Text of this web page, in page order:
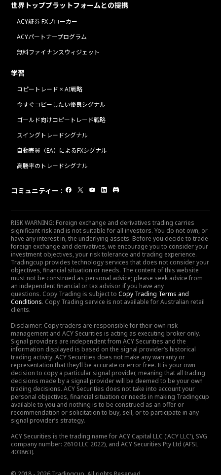
世界トッププラットフォームとの提携
ACY証券 FXブローカー
ACYパートナープログラム
無料ファイナンスウィジェット
学習
コピートレード × AI戦略
今すぐコピーしたい優良シグナル
ゴールド向けコピートレード戦略
スイングトレードシグナル
自動売買（EA）によるFXシグナル
高勝率のトレードシグナル
コミュニティー :
RISK WARNING: Foreign exchange and derivatives trading carries
significant risk and is not suitable for all investors. You do not own, or
have any interest in, the underlying assets. Before you decide to trade
foreign exchange and derivatives, we encourage you to consider your
investment objectives, your risk tolerance and trading experience.
Tradingcup provides technology services that does not consider your
objectives, financial situation or needs. The content of this website
must not be construed as personal advice; please seek advice from
an independent financial or tax advisor if you have any
questions. Copy Trading is subject to Copy Trading Terms and
Conditions. Copy Trading service is not available for Australian retail
clients.
Disclaimer: Copy traders are responsible for their own risk
management and ACY Securities is acting as executing broker only.
Signal providers are independent from ACY Securities and the
information displayed is based on the signal provider’s historical
trading activity. ACY Securities does not make any warranty or
representation that they’ll be accurate or error free. It is your own
decision to copy a particular signal provider, meaning that all trading
decisions made by a signal provider will be deemed to be your own
trading decisions. ACY Securities does not take into account your
personal objectives, financial situation or needs in making Tradingcup
available to you and nothing is to be construed as an offer or
recommendation or solicitation to buy, sell, or to participate in any
signal provider’s strategy.
ACY Securities is the trading name for ACY Capital LLC ('ACY LLC'), SVG
company number: 2610 LLC 2022), and ACY Securities Pty Ltd (AFSL
403863).